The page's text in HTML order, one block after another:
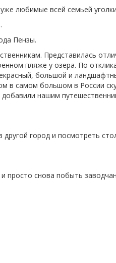
любимые всей семьей
Пензы.
Представилась
пляже у озера. По
большой и
в самом большом в России
нашим
город и посмотреть
просто снова побыть